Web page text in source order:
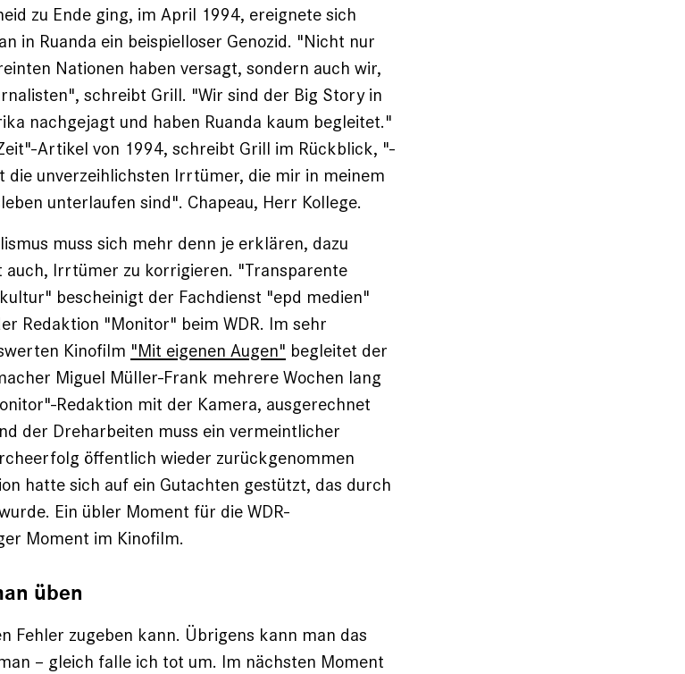
zu Ende ging, im April 1994, ereignete sich
in Ruanda ein beispielloser Geno­zid. "Nicht nur
Nationen haben versagt, sondern auch wir,
schreibt Grill. "Wir sind der Big Story in
nachgejagt und haben Ruanda kaum begleitet."
Artikel von 1994, schreibt Grill im Rückblick, "­
die unverzeihlichsten Irrtümer, die mir in meinem
unterlaufen sind". Chapeau, Herr Kollege.
muss sich mehr denn je ­erklären, dazu
auch, Irrtümer zu ­korrigieren. "Transparente
bescheinigt der Fachdienst "epd medien"
Redaktion "Monitor" beim WDR. Im sehr
Kinofilm "Mit ­eigenen Augen" begleitet der
­Miguel Müller-Frank mehrere Wochen lang
Redaktion mit der Kamera, ausgerechnet
der Dreharbeiten muss ein vermeintlicher
öffentlich wieder zurückgenommen
hatte sich auf ein Gutachten gestützt, das durch
Ein übler Moment für die WDR-
Moment im Kinofilm.
üben
Fehler zugeben kann. Übrigens kann man das
– gleich falle ich tot um. Im nächsten Moment